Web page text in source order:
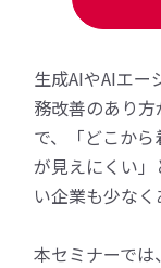
生成AIやAIエー
務改善のあり
で、「どこか
が見えにくい
い企業も少なく
本セミナーで